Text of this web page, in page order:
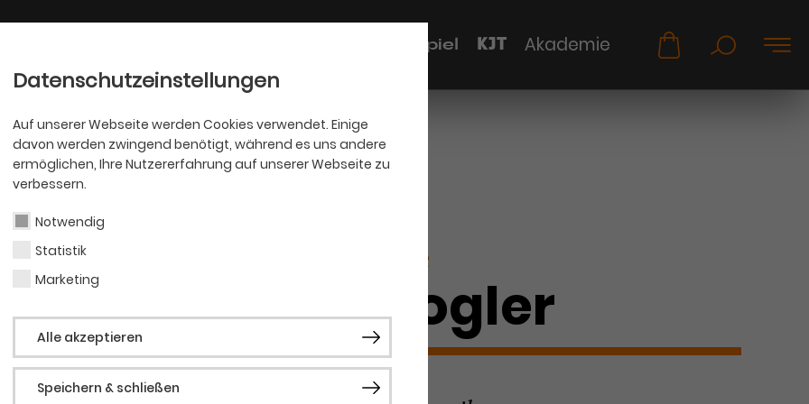
Datenschutzeinstellungen
Auf unserer Webseite werden Cookies verwendet. Einige
davon werden zwingend benötigt, während es uns andere
ermöglichen, Ihre Nutzererfahrung auf unserer Webseite zu
verbessern.
Notwendig
Statistik
Marketing
Alle akzeptieren
Speichern & schließen
Schauspiel KJT Akademie
PHILHARMONIKER
Jan Rogler